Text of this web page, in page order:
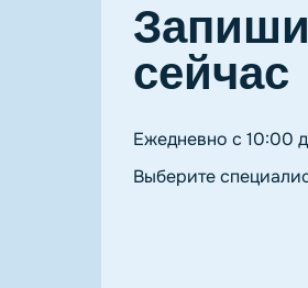
сейчас
Ежедневно с 10:00
Выберите